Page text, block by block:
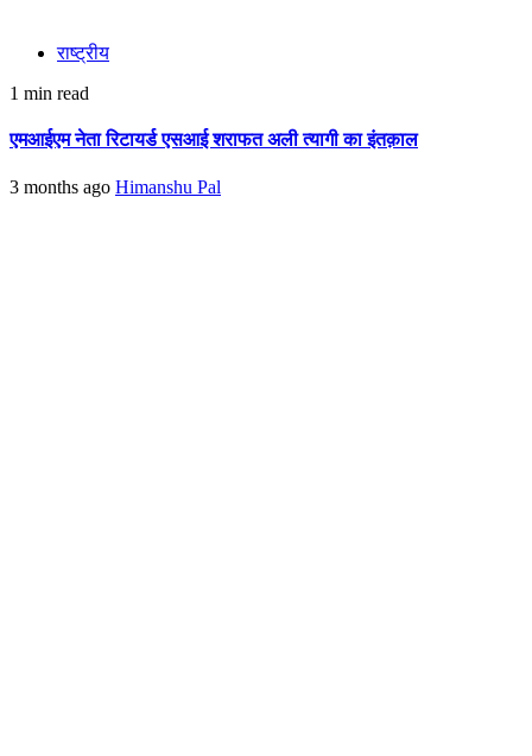
राष्ट्रीय
1 min read
एमआईएम नेता रिटायर्ड एसआई शराफत अली त्यागी का इंतक़ाल
3 months ago Himanshu Pal